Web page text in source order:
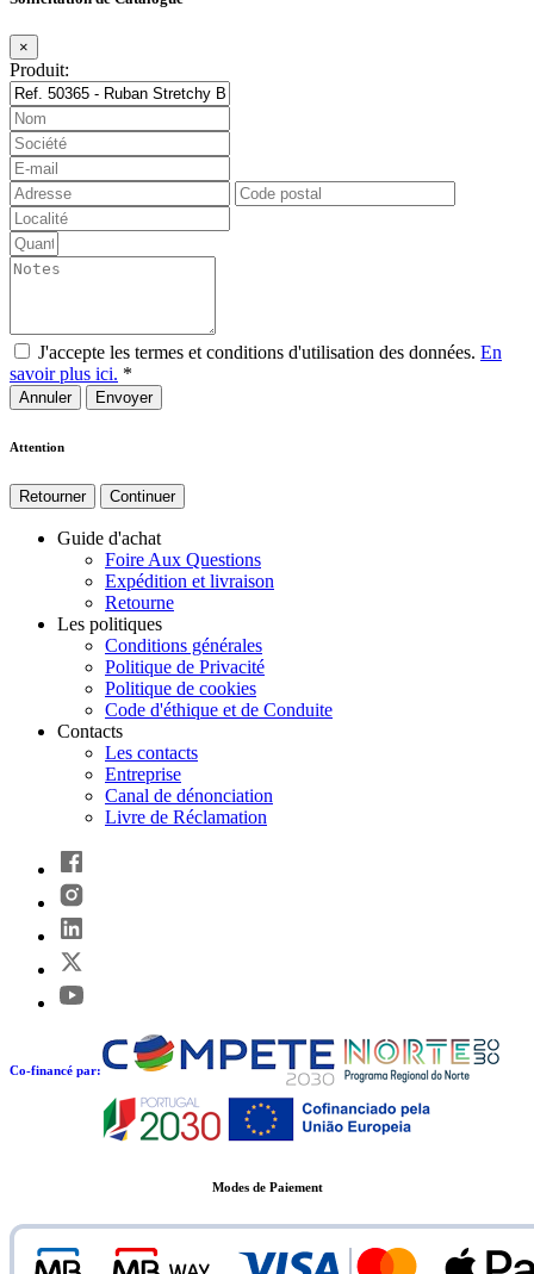
×
Produit:
J'accepte les termes et conditions d'utilisation des données. En
savoir plus ici. *
Annuler
Attention
Retourner Continuer
Guide d'achat
Foire Aux Questions
Expédition et livraison
Retourne
Les politiques
Conditions générales
Politique de Privacité
Politique de cookies
Code d'éthique et de Conduite
Contacts
Les contacts
Entreprise
Canal de dénonciation
Livre de Réclamation
Co-financé par:
Modes de Paiement